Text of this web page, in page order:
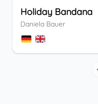
Holiday Bandana
Daniela Bauer